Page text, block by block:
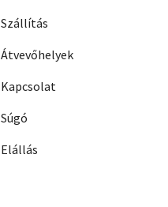
Szállítás
Átvevőhelyek
Kapcsolat
Súgó
Elállás